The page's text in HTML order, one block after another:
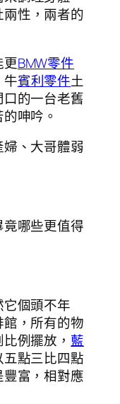
性，兩者的
更BMW零件
牛賓利零件土
的一台老舊
呻吟。
、大哥體弱
哪些更值得
個頭不年
，所有的物
例擺放，藍
點三比四點
富，相對應